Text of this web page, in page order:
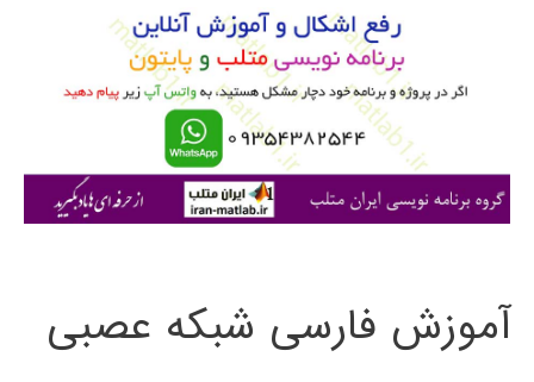
ی
آموزش فارسی شبکه عصبی